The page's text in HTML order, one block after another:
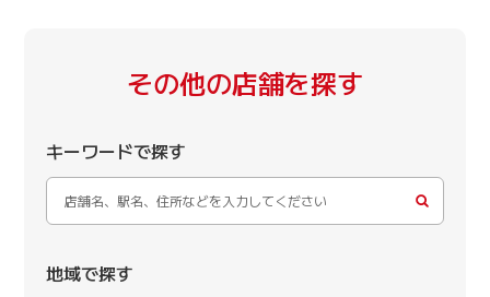
その他の店舗を探す
キーワードで探す
地域で探す